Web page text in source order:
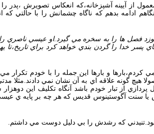
آيينه آشپزخانه،كه انعكاس تصويرش ،پدر را
بدهم كه ناگاه چشمانش را با حالتي كه
فصل ها را به سخره مي گيرد.او عيسي ناصري
خدا را گردن بندي خواهد كرد براي تاريخ،تا
و بارها اين جمله را با خودم تكرار
هيچ گونه علاقه اي به آن نشان نمي دادند.مثلا
از تبار خودم باشد آنگاه تكليف اين
يا سنت آگوستينوس قديس كه هر چه بر پايه ي
بود.تنيدني كه رشدش را بي دليل دوست مي داشتم.